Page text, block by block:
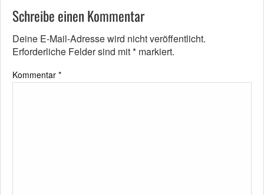
Schreibe einen Kommentar
Deine E-Mail-Adresse wird nicht veröffentlicht.
Erforderliche Felder sind mit* markiert.
Kommentar *